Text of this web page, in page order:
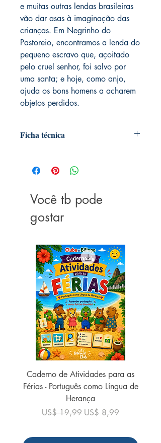
e muitas outras lendas brasileiras
vão dar asas à imaginação das
crianças. Em Negrinho do
Pastoreio, encontramos a lenda do
pequeno escravo que, açoitado
pelo cruel senhor, foi salvo por
uma santa; e hoje, como anjo,
ajuda os bons homens a acharem
objetos perdidos.
Ficha técnica
Sousa
ISBN: 9788539422173
Editora: Girassol
Medidas: 19.5x26.5x0.4 cm
Páginas: 16
Você tb pode
gostar
Caderno de Atividades para as
Férias - Português como Língua de
Herança
Preço normal
US$ 19,99 Preço promocional
US$ 8,99